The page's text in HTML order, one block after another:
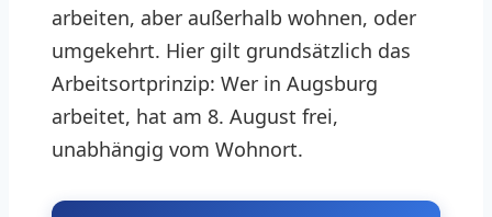
arbeiten, aber außerhalb wohnen, oder
umgekehrt. Hier gilt grundsätzlich das
Arbeitsortprinzip: Wer in Augsburg
arbeitet, hat am 8. August frei,
unabhängig vom Wohnort.